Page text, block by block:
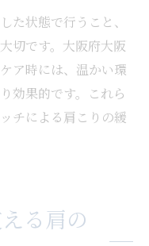
た状態で行うこと、
切です。大阪府大阪
ア時には、温かい環
効果的です。これら
チによる肩こりの緩
る肩の